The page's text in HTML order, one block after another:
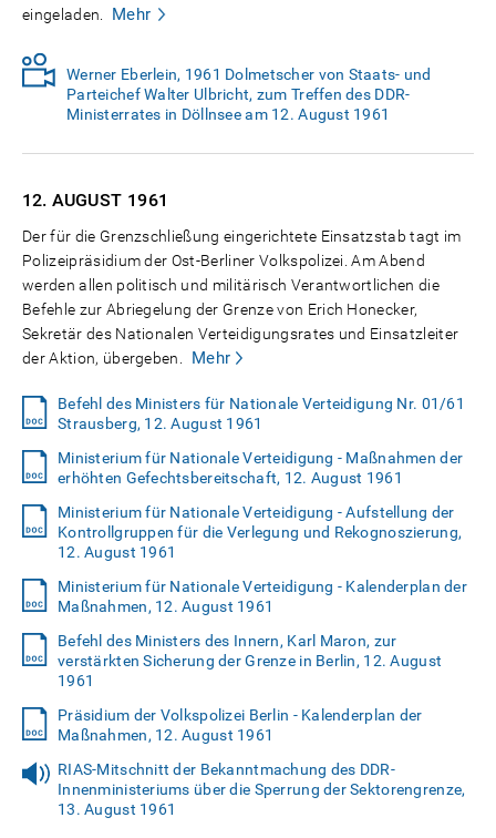
eingeladen.
Mehr
Werner Eberlein, 1961 Dolmetscher von Staats- und
Parteichef Walter Ulbricht, zum Treffen des DDR-
Ministerrates in Döllnsee am 12. August 1961
12. AUGUST 1961
Der für die Grenzschließung eingerichtete Einsatzstab tagt im
Polizeipräsidium der Ost-Berliner Volkspolizei. Am Abend
werden allen politisch und militärisch Verantwortlichen die
Befehle zur Abriegelung der Grenze von Erich Honecker,
Sekretär des Nationalen Verteidigungsrates und Einsatzleiter
der Aktion, übergeben.
Mehr
Befehl des Ministers für Nationale Verteidigung Nr. 01/61
Strausberg, 12. August 1961
Ministerium für Nationale Verteidigung - Maßnahmen der
erhöhten Gefechtsbereitschaft, 12. August 1961
Ministerium für Nationale Verteidigung - Aufstellung der
Kontrollgruppen für die Verlegung und Rekognoszierung,
12. August 1961
Ministerium für Nationale Verteidigung - Kalenderplan der
Maßnahmen, 12. August 1961
Befehl des Ministers des Innern, Karl Maron, zur
verstärkten Sicherung der Grenze in Berlin, 12. August
1961
Präsidium der Volkspolizei Berlin - Kalenderplan der
Maßnahmen, 12. August 1961
RIAS-Mitschnitt der Bekanntmachung des DDR-
Innenministeriums über die Sperrung der Sektorengrenze,
13. August 1961